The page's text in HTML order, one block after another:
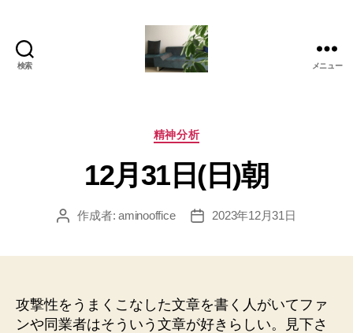
検索
美
か
も
の
グ
メニュー
カ
ゴ
リ
精神分析
12月31日(日)朝
投
作成者:aminooffice
投
2023年12月31日
攻撃性をうまくこなした文章を書く人がいてファ
ンや同業者はそういう文章が好きらしい。見下さ